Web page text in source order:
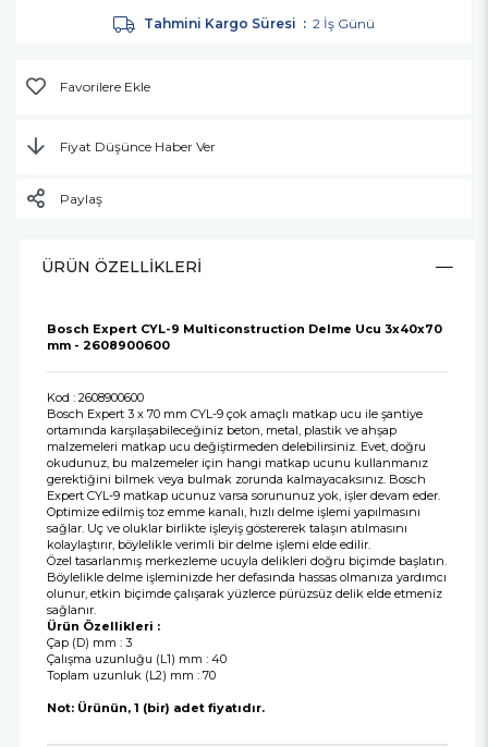
Tahmini Kargo Süresi : 2 İş Günü
Favorilere Ekle
Fiyat Düşünce Haber Ver
Paylaş
ÜRÜN ÖZELLIKLERI
Bosch Expert CYL-9 Multiconstruction Delme Ucu 3x40x70
mm - 2608900600
Kod : 2608900600
Bosch Expert 3 x 70 mm CYL-9 çok amaçlı matkap ucu ile şantiye
ortamında karşılaşabileceğiniz beton, metal, plastik ve ahşap
malzemeleri matkap ucu değiştirmeden delebilirsiniz. Evet, doğru
okudunuz, bu malzemeler için hangi matkap ucunu kullanmanız
gerektiğini bilmek veya bulmak zorunda kalmayacaksınız. Bosch
Expert CYL-9 matkap ucunuz varsa sorununuz yok, işler devam eder.
Optimize edilmiş toz emme kanalı, hızlı delme işlemi yapılmasını
sağlar. Uç ve oluklar birlikte işleyiş göstererek talaşın atılmasını
kolaylaştırır, böylelikle verimli bir delme işlemi elde edilir.
Özel tasarlanmış merkezleme ucuyla delikleri doğru biçimde başlatın.
Böylelikle delme işleminizde her defasında hassas olmanıza yardımcı
olunur, etkin biçimde çalışarak yüzlerce pürüzsüz delik elde etmeniz
sağlanır.
Ürün Özellikleri :
Çap (D) mm : 3
Çalışma uzunluğu (L1) mm : 40
Toplam uzunluk (L2) mm : 70
Not: Ürünün, 1 (bir) adet fiyatıdır.